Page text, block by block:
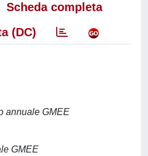
Scheda completa
(DC)
annuale GMEE
GMEE